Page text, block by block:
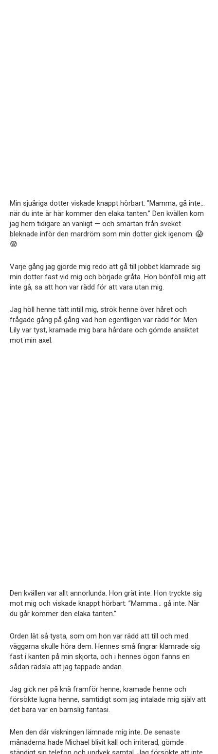
Min sjuåriga dotter viskade knappt hörbart: ”Mamma, gå inte…
när du inte är här kommer den elaka tanten.” Den kvällen kom
jag hem tidigare än vanligt — och smärtan från sveket
bleknade inför den mardröm som min dotter gick igenom. 😱
😨
Varje gång jag gjorde mig redo att gå till jobbet klamrade sig
min dotter fast vid mig och började gråta. Hon bönföll mig att
inte gå, sa att hon var rädd för att vara utan mig.
Jag höll henne tätt intill mig, strök henne över håret och
frågade gång på gång vad hon egentligen var rädd för. Men
Lily var tyst, kramade mig bara hårdare och gömde ansiktet
mot min axel.
Den kvällen var allt annorlunda. Hon grät inte. Hon tryckte sig
mot mig och viskade knappt hörbart: ”Mamma… gå inte. När
du går kommer den elaka tanten.”
Orden lät så tysta, som om hon var rädd att till och med
väggarna skulle höra dem. Hennes små fingrar klamrade sig
fast i kanten på min skjorta, och i hennes ögon fanns en
sådan rädsla att jag tappade andan.
Jag gick ner på knä framför henne, kramade henne och
försökte lugna henne, samtidigt som jag intalade mig själv att
det bara var en barnslig fantasi.
Men den där viskningen lämnade mig inte. De senaste
månaderna hade Michael blivit kall och irriterad, gömde